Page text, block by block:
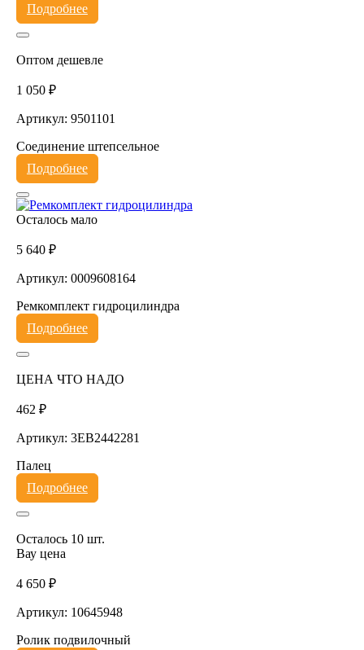
Подробнее
Оптом дешевле
1 050 ₽
Артикул: 9501101
Соединение штепсельное
Подробнее
Осталось мало
5 640 ₽
Артикул: 0009608164
Ремкомплект гидроцилиндра
Подробнее
ЦЕНА ЧТО НАДО
462 ₽
Артикул: 3EB2442281
Палец
Подробнее
Осталось 10 шт.
Вау цена
4 650 ₽
Артикул: 10645948
Ролик подвилочный